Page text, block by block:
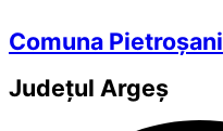
Comuna Pietroșani
Județul Argeș